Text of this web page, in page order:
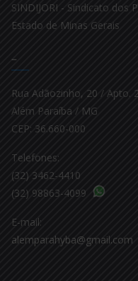
SINDIJORI - Sindicato dos
Estado de Minas Gerais
–
Rua Adãozinho, 20 / Apto.
Além Paraíba / MG
CEP: 36.660-000
Telefones:
(32) 3462-4410
(32) 98863-4099
E-mail:
alemparahyba@gmail.com